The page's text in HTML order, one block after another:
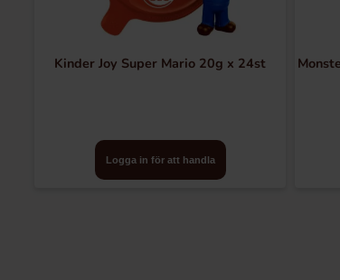
Kinder Joy Super Mario 20g x 24st
Logga in för att handla